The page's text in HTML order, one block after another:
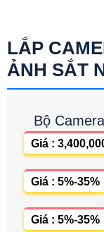
LẮP
ẢNH SẮT
Bộ
Giá :
Giá : 5%-35%
Giá : 5%-35%